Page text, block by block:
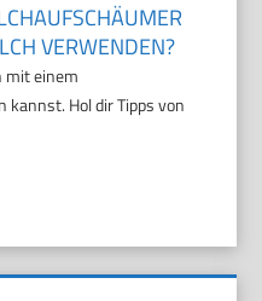
VERWENDEN?
mit einem
Hol dir Tipps von